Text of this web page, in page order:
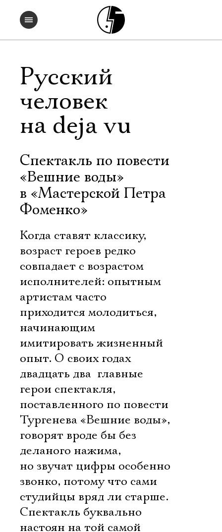
Русский
человек
на deja vu
Спектакль по повести
«Вешние воды»
в «Мастерской Петра
Фоменко»
Когда ставят классику,
возраст героев редко
совпадает с возрастом
исполнителей: опытным
артистам часто
приходится молодиться,
начинающим 
имитировать жизненный
опыт. О своих годах 
двадцать два  главные
герои спектакля,
поставленного по повести
Тургенева «Вешние воды»,
говорят вроде бы без
деланого нажима,
но звучат цифры особенно
звонко, потому что сами
студийцы вряд ли старше.
Спектакль буквально
настоян на той самой